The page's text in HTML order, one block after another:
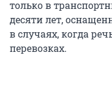
только в
десяти лет,
в случаях, когда
перевозках.